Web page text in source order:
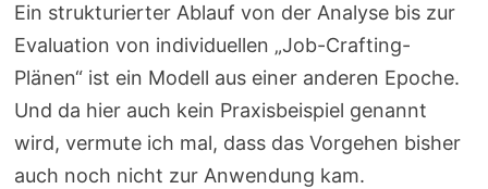
Ein strukturierter Ablauf von der Analyse bis zur
Evaluation von individuellen „Job-Crafting-
Plänen“ ist ein Modell aus einer anderen Epoche.
Und da hier auch kein Praxisbeispiel genannt
wird, vermute ich mal, dass das Vorgehen bisher
auch noch nicht zur Anwendung kam.